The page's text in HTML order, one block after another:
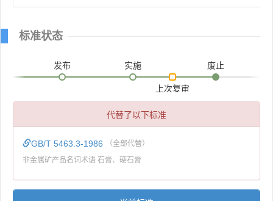
标准状态
发布 实施
上次复审
废止
代替了以下标准
GB/T 5463.3-1986 （全部代替）
非金属矿产品名词术语 石膏、硬石膏